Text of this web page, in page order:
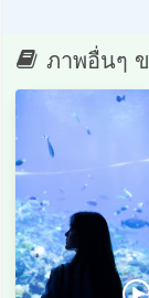
ภาพอื่นๆ